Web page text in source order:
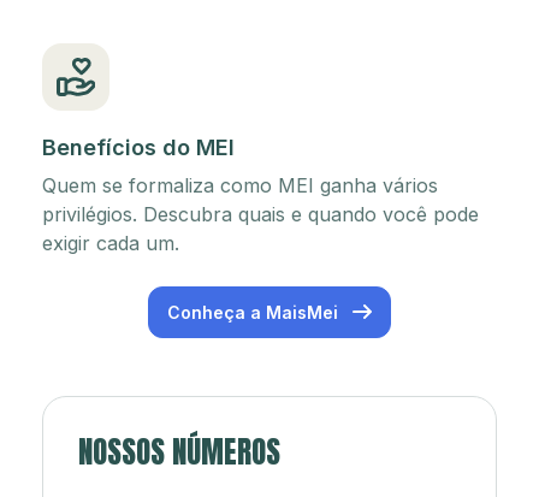
Benefícios do MEI
Quem se formaliza como MEI ganha vários
privilégios. Descubra quais e quando você pode
exigir cada um.
Conheça a MaisMei
NOSSOS NÚMEROS